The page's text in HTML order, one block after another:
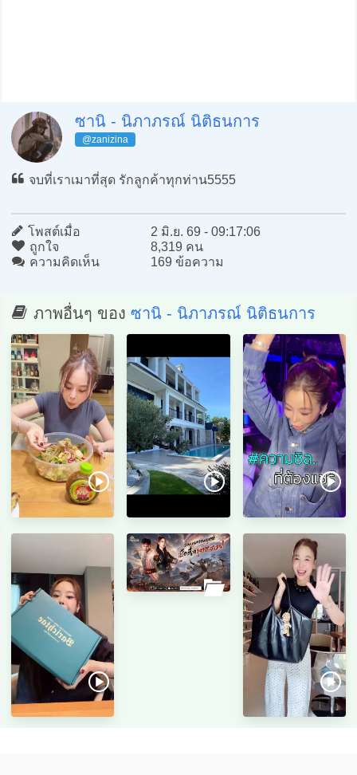
ซานิ - นิภาภรณ์ นิติธนการ
@zanizina
จบที่เราเมาที่สุด รักลูกค้าทุกท่าน5555
โพสต์เมื่อ
2 มิ.ย. 69 - 09:17:06
ถูกใจ
8,319 คน
ความคิดเห็น
169 ข้อความ
ภาพอื่นๆ ของ ซานิ - นิภาภรณ์ นิติธนการ